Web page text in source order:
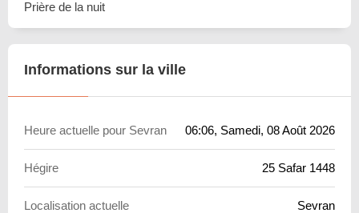
Prière de la nuit
Informations sur la ville
Heure actuelle pour Sevran 06:06, Samedi, 08 Août 2026
Hégire 25 Safar 1448
Localisation actuelle Sevran